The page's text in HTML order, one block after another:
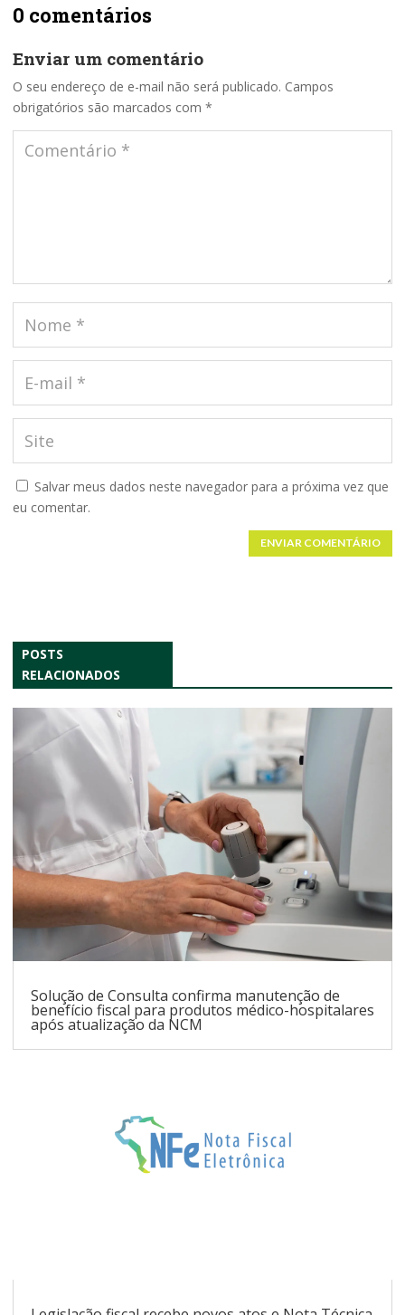
0 comentários
Enviar um comentário
O seu endereço de e-mail não será publicado. Campos
obrigatórios são marcados com *
Salvar meus dados neste navegador para a próxima vez que
eu comentar.
ENVIAR COMENTÁRIO
POSTS
RELACIONADOS
Solução de Consulta confirma manutenção de
benefício fiscal para produtos médico-hospitalares
após atualização da NCM